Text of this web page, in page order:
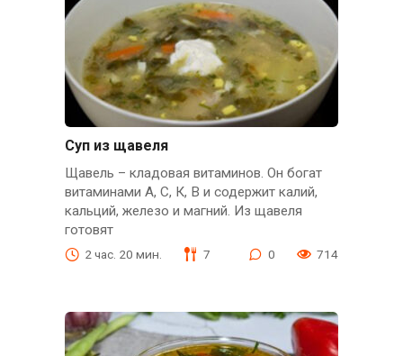
Суп из щавеля
Щавель – кладовая витаминов. Он богат
витаминами А, С, К, В и содержит калий,
кальций, железо и магний. Из щавеля
готовят
2 час. 20 мин. 7 0 714